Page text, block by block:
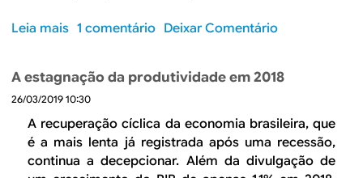
a
a
g
e
n
d
Leia mais
r
e
O
q
u
1 comentário Deixar Comentário
A estagnação da produtividade em 2018
26/03/2019 10:30
A recuperação cíclica da economia brasileira, que
é a mais lenta já registrada após uma recessão,
continua a decepcionar. Além da divulgação de